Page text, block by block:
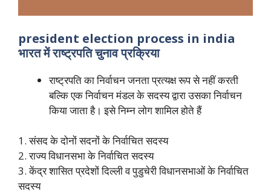
president election process in india
भारत में राष्ट्रपति चुनाव प्रक्रिया
राष्ट्रपति का निर्वाचन जनता प्रत्यक्ष रूप से नहीं करती
बल्कि एक निर्वाचन मंडल के सदस्य द्वारा उसका निर्वाचन
किया जाता है। इसे निम्न लोग शामिल होते हैं
1. संसद के दोनों सदनों के निर्वाचित सदस्य
2. राज्य विधानसभा के निर्वाचित सदस्य
3. केंद्र शासित प्रदेशों दिल्ली व पुडुचेरी विधानसभाओं के निर्वाचित
सदस्य